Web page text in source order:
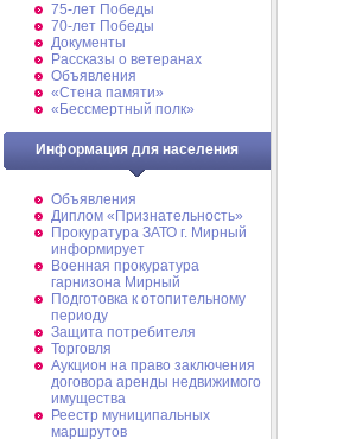
75-лет Победы
70-лет Победы
Документы
Рассказы о ветеранах
Объявления
«Стена памяти»
«Бессмертный полк»
Информация для населения
Объявления
Диплом «Признательность»
Прокуратура ЗАТО г. Мирный
информирует
Военная прокуратура
гарнизона Мирный
Подготовка к отопительному
периоду
Защита потребителя
Торговля
Аукцион на право заключения
договора аренды недвижимого
имущества
Реестр муниципальных
маршрутов